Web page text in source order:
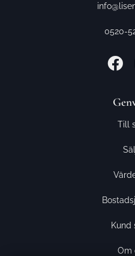
0520-
Till
Kund
Om